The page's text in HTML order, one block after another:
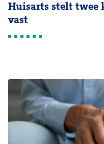
Huisarts stelt twee
vast